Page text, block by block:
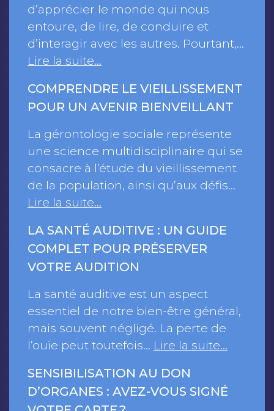
d’apprécier le monde qui nous
entoure, de lire, de conduire et
d’interagir avec les autres. Pourtant,…
Lire la suite…
COMPRENDRE LE VIEILLISSEMENT
POUR UN AVENIR BIENVEILLANT
La gérontologie sociale représente
une science multidisciplinaire qui se
consacre à l’étude du vieillissement
de la population, ainsi qu’aux défis…
Lire la suite…
LA SANTÉ AUDITIVE : UN GUIDE
COMPLET POUR PRÉSERVER
VOTRE AUDITION
La santé auditive est un aspect
essentiel de notre bien-être général,
mais souvent négligé. La perte de
l’ouïe peut toutefois… Lire la suite…
SENSIBILISATION AU DON
D’ORGANES : AVEZ-VOUS SIGNÉ